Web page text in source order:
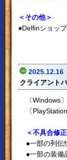
＜その他＞
●Delfinショッ
2025.12.16
クライアント
〔Windows
〔
＜不具合修
●一部の列伝
●一部の装備